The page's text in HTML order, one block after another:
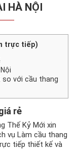
HÀ NỘI
trực tiếp)
với cầu thang
rẻ
Thế Kỷ Mới xin
vụ Làm cầu thang
tiếp thiết kế và